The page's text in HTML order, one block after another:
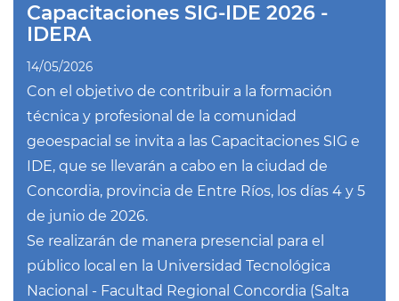
Capacitaciones SIG-IDE 2026 -
IDERA
14/05/2026
Con el objetivo de contribuir a la formación
técnica y profesional de la comunidad
geoespacial se invita a las Capacitaciones SIG e
IDE, que se llevarán a cabo en la ciudad de
Concordia, provincia de Entre Ríos, los días 4 y 5
de junio de 2026.
Se realizarán de manera presencial para el
público local en la Universidad Tecnológica
Nacional - Facultad Regional Concordia (Salta